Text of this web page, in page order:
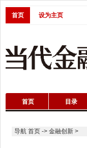
首页 设为主页
首页 目录
导航 首页-> 金融创新>